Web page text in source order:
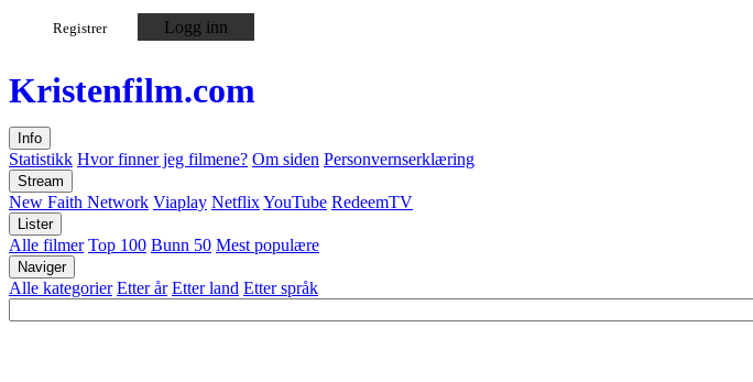
Registrer Logg inn
Kristenfilm.com
Info
Statistikk Hvor finner jeg filmene? Om siden Personvernserklæring
Stream
New Faith Network Viaplay NetflixYouTube RedeemTV
Lister
Alle filmer Top 100 Bunn 50 Mest populære
Naviger
Alle kategorier Etter år Etter land Etter språk